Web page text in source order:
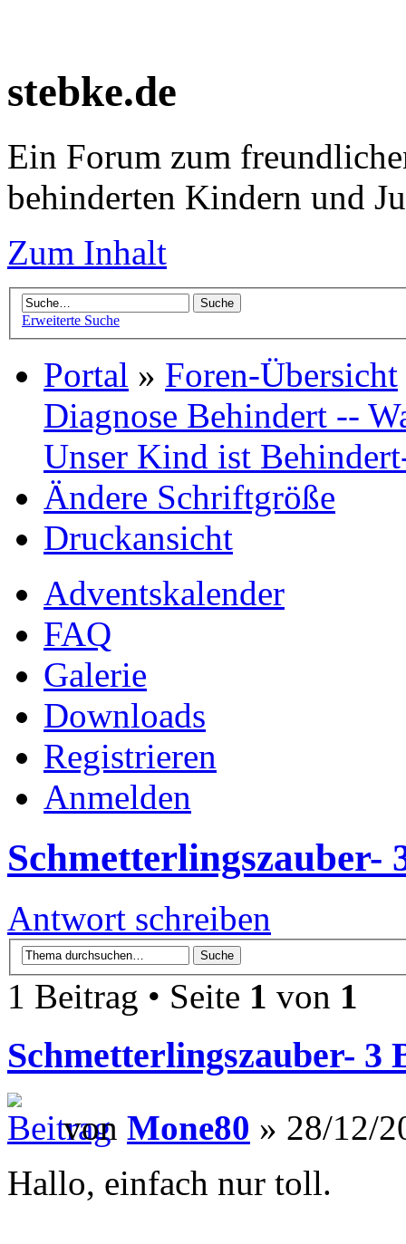
stebke.de
Ein Forum zum
behinderten Kindern und
Zum Inhalt
Erweiterte Suche
Portal » Foren-Übersicht
Diagnose Behindert --
Unser Kind ist
Ändere Schriftgröße
Druckansicht
Adventskalender
FAQ
Galerie
Downloads
Registrieren
Anmelden
Schmetterlingszauber-
Antwort schreiben
1 Beitrag • Seite 1 von 1
Schmetterlingszauber- 3
von Mone80 » 28/12/
Hallo, einfach nur toll.